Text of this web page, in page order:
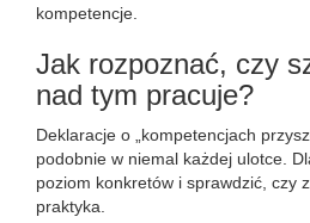
kompetencje.
Jak rozpoznać, czy
nad tym pracuje?
Deklaracje o „kompetencjach
podobnie w niemal każdej ulotce.
poziom konkretów i sprawdzić, czy
praktyka.